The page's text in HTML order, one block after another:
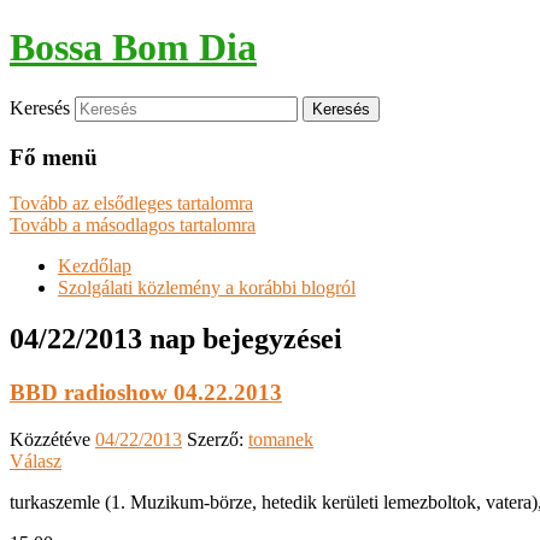
Bossa Bom Dia
Keresés
Fő menü
Tovább az elsődleges tartalomra
Tovább a másodlagos tartalomra
Kezdőlap
Szolgálati közlemény a korábbi blogról
04/22/2013 nap bejegyzései
BBD radioshow 04.22.2013
Közzétéve 04/22/2013 Szerző: tomanek
Válasz
turkaszemle (1. Muzikum-börze, hetedik kerületi lemezboltok,